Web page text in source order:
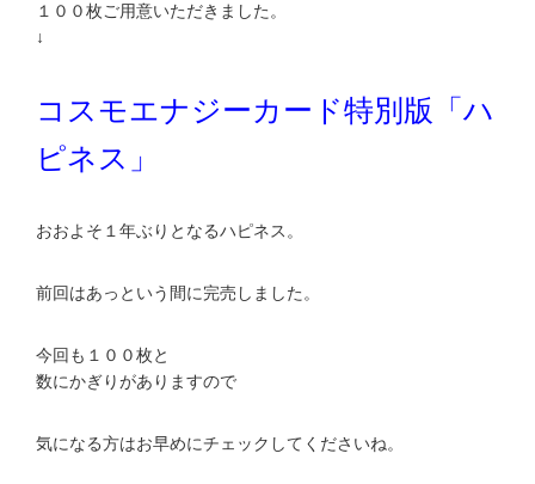
１００枚ご用意いただきました。
↓
コスモエナジーカード特別版「ハ
ピネス」
おおよそ１年ぶりとなるハピネス。
前回はあっという間に完売しました。
今回も１００枚と
数にかぎりがありますので
気になる方はお早めにチェックしてくださいね。